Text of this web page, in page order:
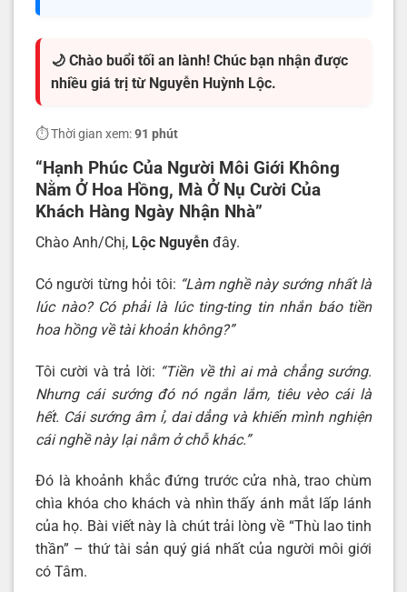
🌙 Chào buổi tối an lành! Chúc bạn nhận được
nhiều giá trị từ Nguyễn Huỳnh Lộc.
⏱️ Thời gian xem:91 phút
“Hạnh Phúc Của Người Môi Giới Không
Nằm Ở Hoa Hồng, Mà Ở Nụ Cười Của
Khách Hàng Ngày Nhận Nhà”
Chào Anh/Chị, Lộc Nguyễn đây.
Có người từng hỏi tôi: “Làm nghề này sướng nhất là
lúc nào? Có phải là lúc ting-ting tin nhắn báo tiền
hoa hồng về tài khoản không?”
Tôi cười và trả lời: “Tiền về thì ai mà chẳng sướng.
Nhưng cái sướng đó nó ngắn lắm, tiêu vèo cái là
hết. Cái sướng âm ỉ, dai dẳng và khiến mình nghiện
cái nghề này lại nằm ở chỗ khác.”
Đó là khoảnh khắc đứng trước cửa nhà, trao chùm
chìa khóa cho khách và nhìn thấy ánh mắt lấp lánh
của họ. Bài viết này là chút trải lòng về “Thù lao tinh
thần” – thứ tài sản quý giá nhất của người môi giới
có Tâm.